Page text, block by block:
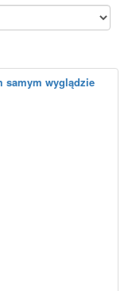
samym wyglądzie